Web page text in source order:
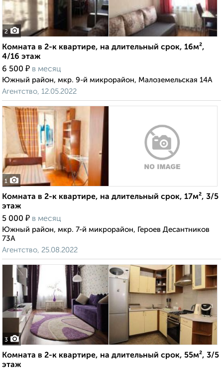
2
Комната в 2-к квартире, на длительный срок, 16м²,
4/16 этаж
6 500 ₽ в месяц
Южный район, мкр. 9-й микрорайон, Малоземельская 14А
Агентство, 12.05.2022
1
Комната в 2-к квартире, на длительный срок, 17м², 3/5
этаж
5 000 ₽ в месяц
Южный район, мкр. 7-й микрорайон, Героев Десантников
73А
Агентство, 25.08.2022
3
Комната в 2-к квартире, на длительный срок, 55м², 3/5
этаж